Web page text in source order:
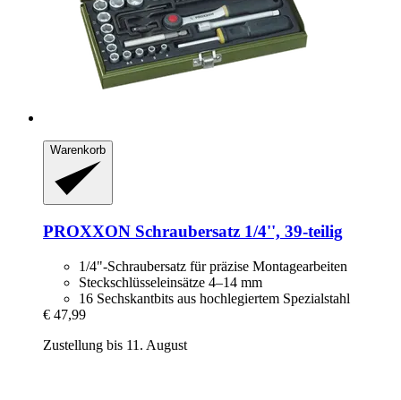
Warenkorb
PROXXON Schraubersatz 1/4'', 39-​teilig
1/4"-Schraubersatz für präzise Montagearbeiten
Steckschlüsseleinsätze 4–14 mm
16 Sechskantbits aus hochlegiertem Spezialstahl
€ 47,99
Zustellung bis 11. August